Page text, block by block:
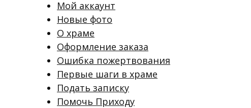
Мой аккаунт
Новые фото
О храме
Оформление заказа
Ошибка пожертвования
Первые шаги в храме
Подать записку
Помочь Приходу